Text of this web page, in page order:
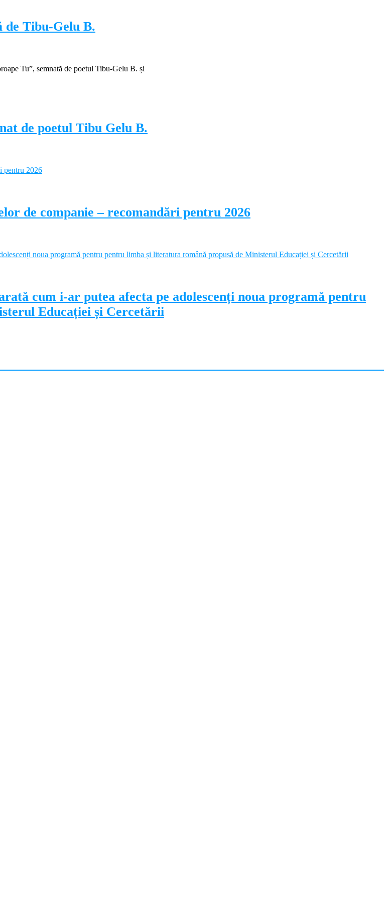
de Tibu-Gelu B.
Tu”, semnată de poetul Tibu-Gelu B. și
de poetul Tibu Gelu B.
de companie – recomandări pentru 2026
cum i-ar putea afecta pe adolescenți noua programă pentru
Educației și Cercetării